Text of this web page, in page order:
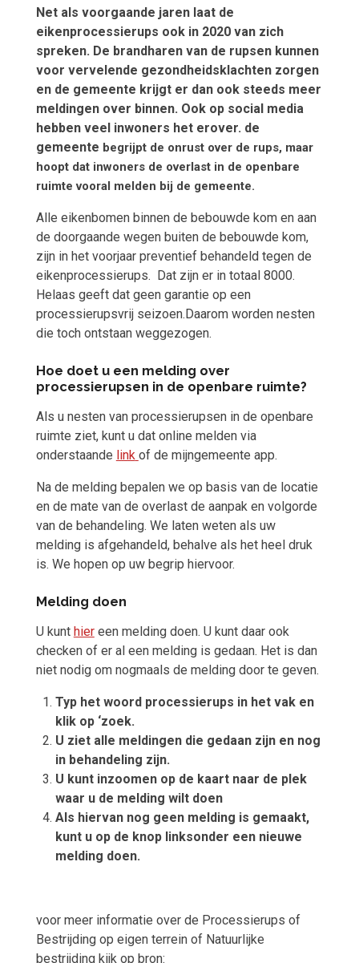
Net als voorgaande jaren laat de
eikenprocessierups ook in 2020 van zich
spreken. De brandharen van de rupsen kunnen
voor vervelende gezondheidsklachten zorgen
en de gemeente krijgt er dan ook steeds meer
meldingen over binnen. Ook op social media
hebben veel inwoners het erover. de
gemeente begrijpt de onrust over de rups, maar
hoopt dat inwoners de overlast in de openbare
ruimte vooral melden bij de gemeente.
Alle eikenbomen binnen de bebouwde kom en aan
de doorgaande wegen buiten de bebouwde kom,
zijn in het voorjaar preventief behandeld tegen de
eikenprocessierups. Dat zijn er in totaal 8000.
Helaas geeft dat geen garantie op een
processierupsvrij seizoen.Daarom worden nesten
die toch ontstaan weggezogen.
Hoe doet u een melding over
processierupsen in de openbare ruimte?
Als u nesten van processierupsen in de openbare
ruimte ziet, kunt u dat online melden via
onderstaande link of de mijngemeente app.
Na de melding bepalen we op basis van de locatie
en de mate van de overlast de aanpak en volgorde
van de behandeling. We laten weten als uw
melding is afgehandeld, behalve als het heel druk
is. We hopen op uw begrip hiervoor.
Melding doen
U kunt hier een melding doen. U kunt daar ook
checken of er al een melding is gedaan. Het is dan
niet nodig om nogmaals de melding door te geven.
Typ het woord processierups in het vak en
klik op ‘zoek.
U ziet alle meldingen die gedaan zijn en nog
in behandeling zijn.
U kunt inzoomen op de kaart naar de plek
waar u de melding wilt doen
Als hiervan nog geen melding is gemaakt,
kunt u op de knop linksonder een nieuwe
melding doen.
voor meer informatie over de Processierups of
Bestrijding op eigen terrein of Natuurlijke
bestrijding kijk op bron: